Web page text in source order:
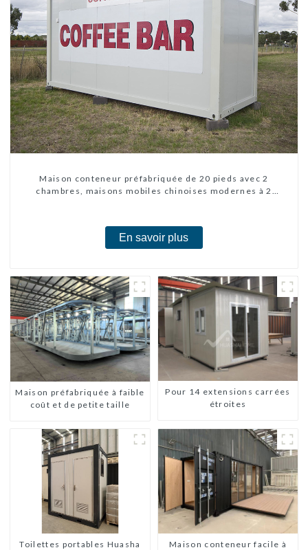
Maison conteneur préfabriquée de 20 pieds avec 2
chambres, maisons mobiles chinoises modernes à 2
En savoir plus
Maison préfabriquée à faible
coût et de petite taille
Pour 14 extensions carrées
étroites
Toilettes portables Huasha
Maison conteneur facile à